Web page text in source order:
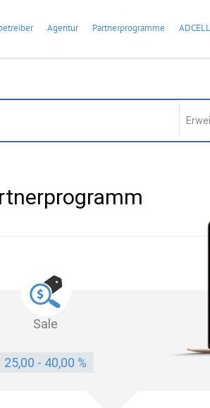
Agentur Partnerprogramme
Sale
25,00 - 40,00 %